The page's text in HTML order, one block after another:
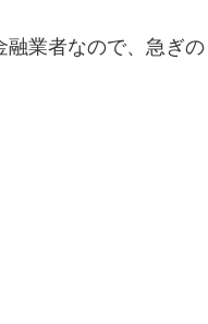
融業者なので、急ぎの